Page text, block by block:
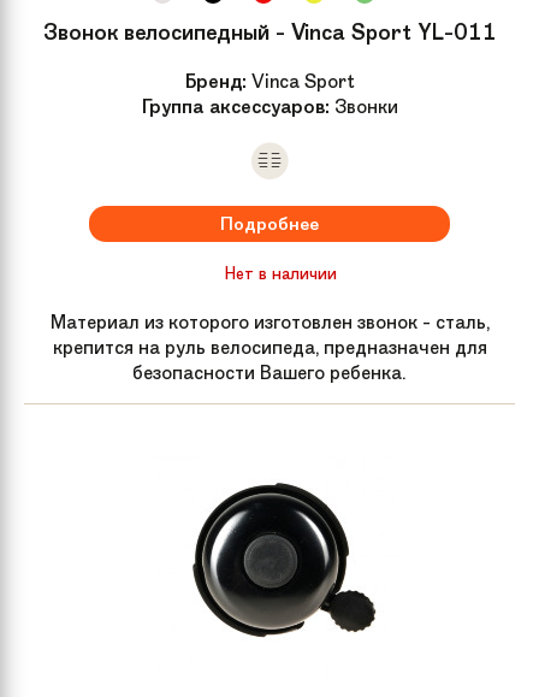
Рама велосипеда Облегченная
Материал рамы Магний
Звонок велосипедный - Vinca Sport YL-011
Бренд: Vinca Sport
Группа аксессуаров: Звонки
Подробнее
Нет в наличии
Материал из которого изготовлен звонок - сталь,
крепится на руль велосипеда, предназначен для
безопасности Вашего ребенка.